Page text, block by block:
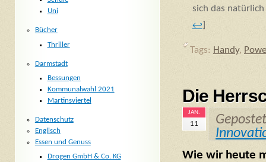
sich das
↩
Tags: Handy,
Die
JAN.
11
Wie wir heute
Uni
Bücher
Thriller
Darmstadt
Bessungen
Kommunalwahl 2021
Martinsviertel
Datenschutz
Englisch
Essen und Genuss
Drogen GmbH & Co. KG